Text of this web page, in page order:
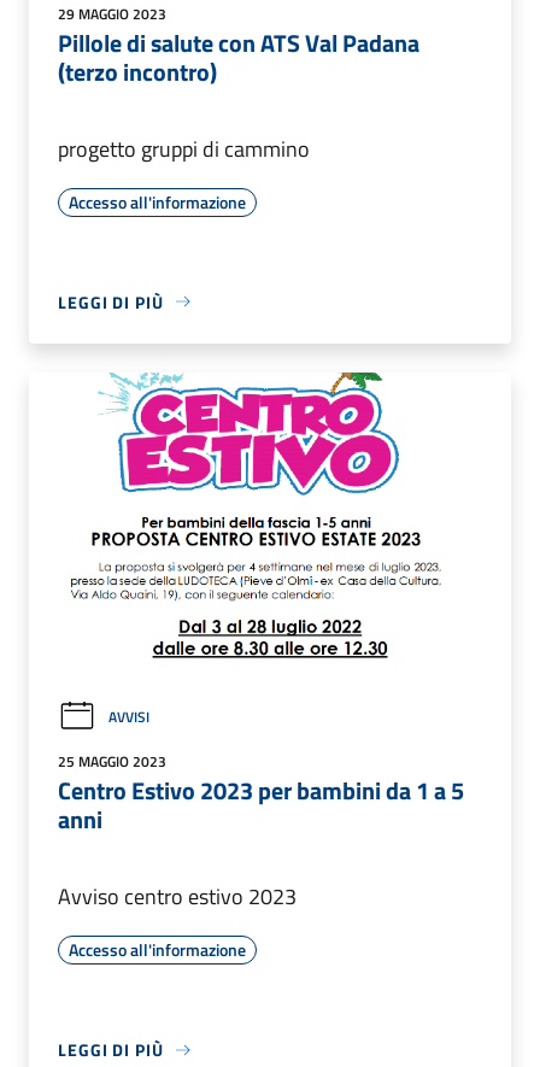
29 MAGGIO 2023
Pillole di salute con ATS Val Padana
(terzo incontro)
progetto gruppi di cammino
Accesso all'informazione
LEGGI DI PIÙ
AVVISI
25 MAGGIO 2023
Centro Estivo 2023 per bambini da 1 a 5
anni
Avviso centro estivo 2023
Accesso all'informazione
LEGGI DI PIÙ